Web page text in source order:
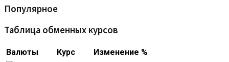
Популярное
Таблица обменных курсов
Валюты Курс
Изменение %